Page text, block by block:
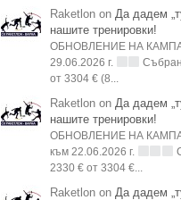
Raketlon on Да дадем
нашите тренировки!
ОБНОВЛЕНИЕ НА
29.06.2026 г.
от 3304 € (8...
Raketlon on Да дадем
нашите тренировки!
ОБНОВЛЕНИЕ НА
към 22.06.2026 г.
2330 € от 3304 €...
Raketlon on Да дадем